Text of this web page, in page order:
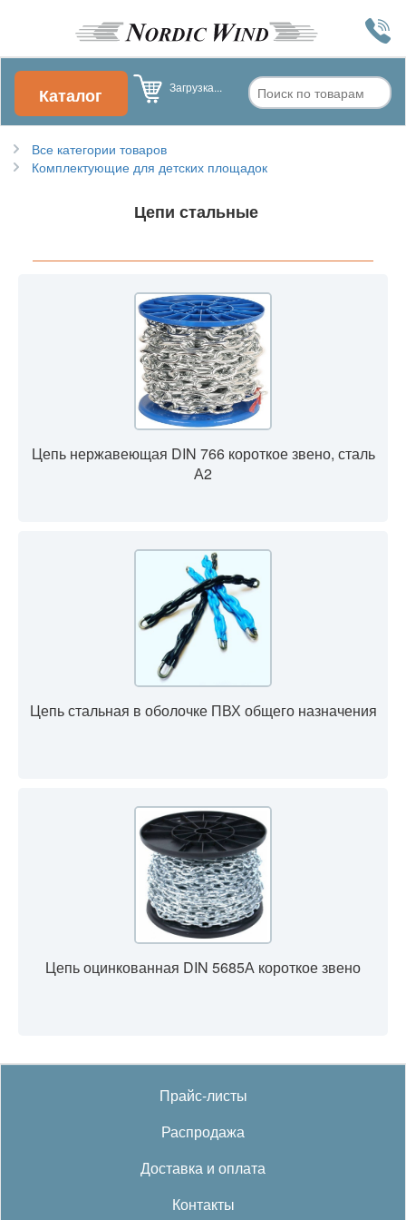
Каталог Загрузка...
Все категории товаров
Комплектующие для детских площадок
Цепи стальные
Цепь нержавеющая DIN 766 короткое звено, сталь
А2
Цепь стальная в оболочке ПВХ общего назначения
Цепь оцинкованная DIN 5685А короткое звено
Прайс-листы
Распродажа
Доставка и оплата
Контакты